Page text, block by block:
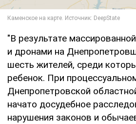
"В результате
и дронами на
шесть жителей, среди
ребенок. При
Днепропетровской
начато досудебное
нарушения законов и